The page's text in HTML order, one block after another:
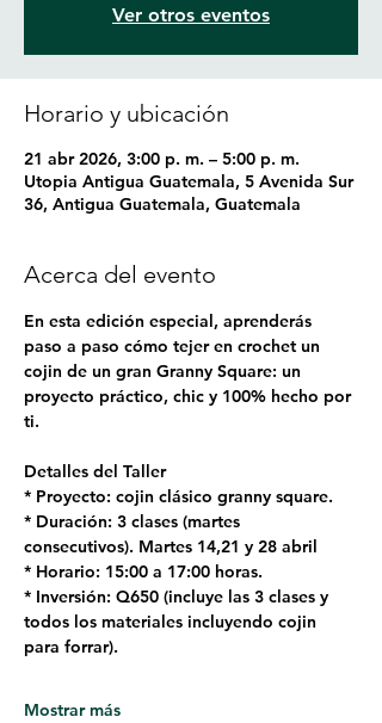
Ver otros eventos
Horario y ubicación
21 abr 2026, 3:00 p. m. – 5:00 p. m.
Utopia Antigua Guatemala, 5 Avenida Sur
36, Antigua Guatemala, Guatemala
Acerca del evento
En esta edición especial, aprenderás
paso a paso cómo tejer en crochet un
cojin de un gran Granny Square: un
proyecto práctico, chic y 100% hecho por
ti.
Detalles del Taller
* Proyecto: cojin clásico granny square.
* Duración: 3 clases (martes
consecutivos). Martes 14,21 y 28 abril
* Horario: 15:00 a 17:00 horas.
* Inversión: Q650 (incluye las 3 clases y
todos los materiales incluyendo cojin
para forrar).
Mostrar más